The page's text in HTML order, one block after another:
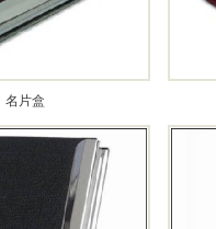
名片盒